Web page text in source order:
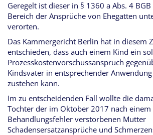
Geregelt ist dieser in § 1360 a Abs. 4
Bereich der Ansprüche von Ehegatten
verorten.
Das Kammergericht Berlin hat in diesem
entschieden, dass auch einem Kind ein
Prozesskostenvorschussanspruch
Kindsvater in entsprechender
zustehen kann.
Im zu entscheidenden Fall wollte die
Tochter der im Oktober 2017 nach einem
Behandlungsfehler verstorbenen Mutter
Schadensersatzansprüche und